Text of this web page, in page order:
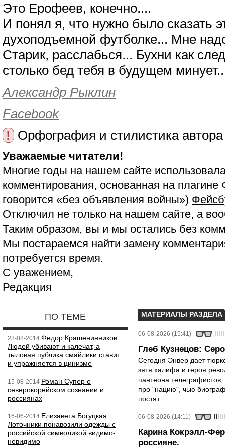
Это Ерофеев, конечно....
И понял я, что нужно было сказать
духоподъемной футболке... Мне
Старик, расслабься... Бухни как
столько бед тебя в будущем
Александр Рыклин
Facebook
!
Орфография и стилистика
Уважаемые читатели!
Многие годы на нашем сайте
комментирования, основанная на
говорится «без объявления войны»)
Отключил не только на нашем сайте, а
Таким образом, вы и мы остались без
Мы постараемся найти замену
потребуется время.
С уважением,
Редакция
ПО ТЕМЕ
28-08-2014 Федор Крашенинников:
Людей убивают и калечат, а
тыловая публика смайлики ставит
и упражняется в цинизме
15-08-2014 Роман Супер о
северокорейском сознании и
россиянах
16-06-2014 Елизавета Богуцкая:
Лоточники понавозили одежды с
российской символикой видимо-
невидимо
МАТЕРИАЛЫ РАЗДЕЛА
06-08-2026 (15:41)
Глеб Кузнецов:
Сегодня Энвер дает
зятя халифа и героя
пантеона
про "нацию", чью
постят.
06-08-2026 (14:11)
Карина Кокрэлл-
россияне.